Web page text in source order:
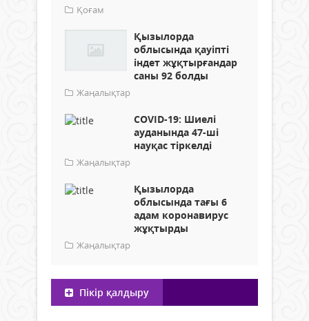
Қоғам
Қызылорда
облысында қауіпті
індет жұқтырғандар
саны 92 болды
Жаңалықтар
COVID-19: Шиелі
ауданында 47-ші
науқас тіркелді
Жаңалықтар
Қызылорда
облысында тағы 6
адам коронавирус
жұқтырды
Жаңалықтар
Пікір қалдыру